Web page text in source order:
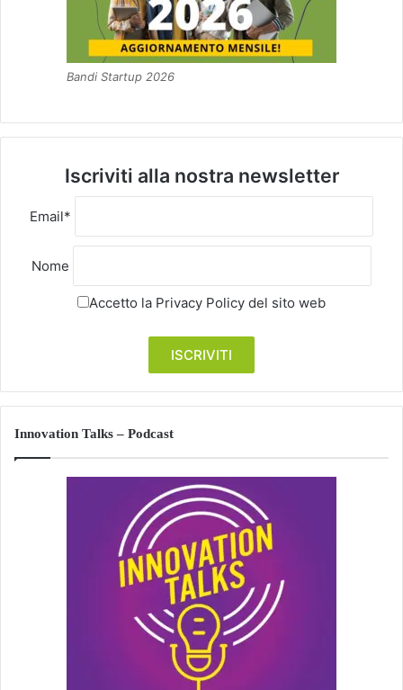
Bandi Startup 2026
Iscriviti alla nostra newsletter
Email*
Nome
Accetto la Privacy Policy del sito web
Innovation Talks – Podcast